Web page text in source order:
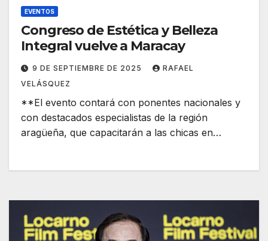
EVENTOS
Congreso de Estética y Belleza
Integral vuelve a Maracay
9 DE SEPTIEMBRE DE 2025
RAFAEL
VELÁSQUEZ
**El evento contará con ponentes nacionales y
con destacados especialistas de la región
aragüeña, que capacitarán a las chicas en…